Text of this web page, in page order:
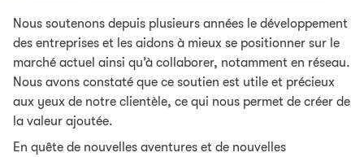
Nous soutenons depuis plusieurs années le développement
des entreprises et les aidons à mieux se positionner sur le
marché actuel ainsi qu’à collaborer, notamment en réseau.
Nous avons constaté que ce soutien est utile et précieux
aux yeux de notre clientèle, ce qui nous permet de créer de
la valeur ajoutée.
En quête de nouvelles aventures et de nouvelles